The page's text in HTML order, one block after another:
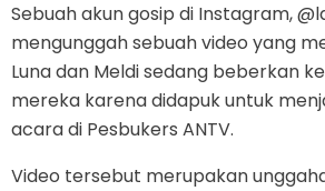
Sebuah akun gosip di Instagram,
mengunggah sebuah video yang
Luna dan Meldi sedang beberkan
mereka karena didapuk untuk
acara di Pesbukers ANTV.
Video tersebut merupakan